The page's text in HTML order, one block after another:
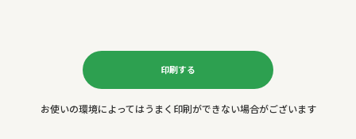
印刷する
お使いの環境によってはうまく印刷ができない場合がございます